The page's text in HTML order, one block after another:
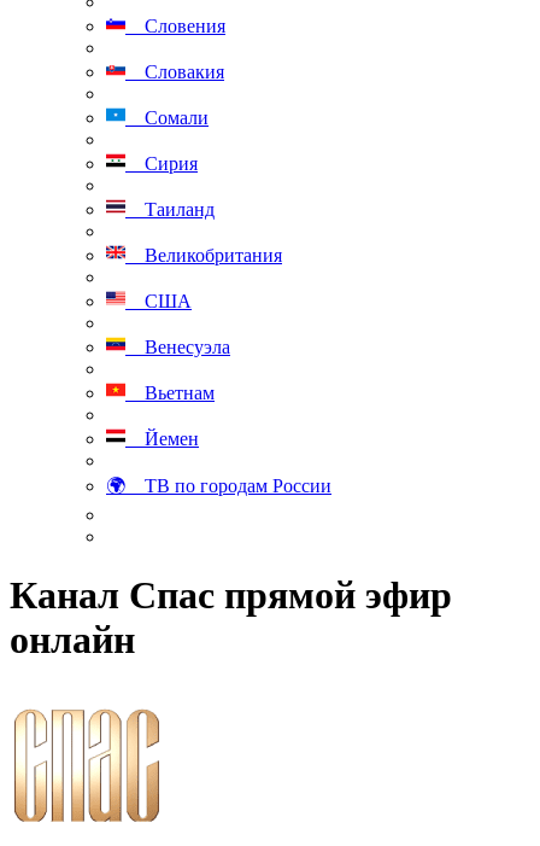
Словения
Словакия
Сомали
Сирия
Таиланд
Великобритания
США
Венесуэла
Вьетнам
Йемен
🌍 ТВ по городам России
Канал Спас прямой эфир
онлайн